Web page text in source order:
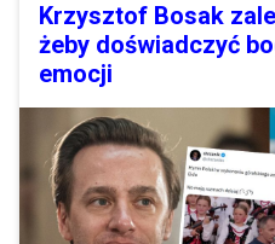
Krzysztof Bosak
żeby doświadczyć
emocji